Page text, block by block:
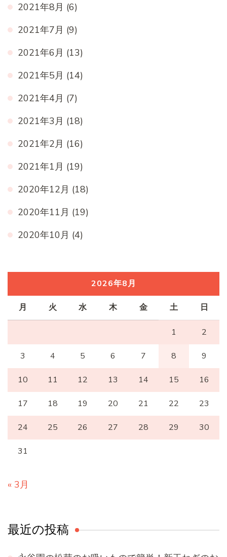
2021年8月 (6)
2021年7月 (9)
2021年6月 (13)
2021年5月 (14)
2021年4月 (7)
2021年3月 (18)
2021年2月 (16)
2021年1月 (19)
2020年12月 (18)
2020年11月 (19)
2020年10月 (4)
2026年8月
月 火 水 木 金 土 日
1 2
3 4 5 6 7 8 9
10 11 12 13 14 15 16
17 18 19 20 21 22 23
24 25 26 27 28 29 30
31
« 3月
最近の投稿